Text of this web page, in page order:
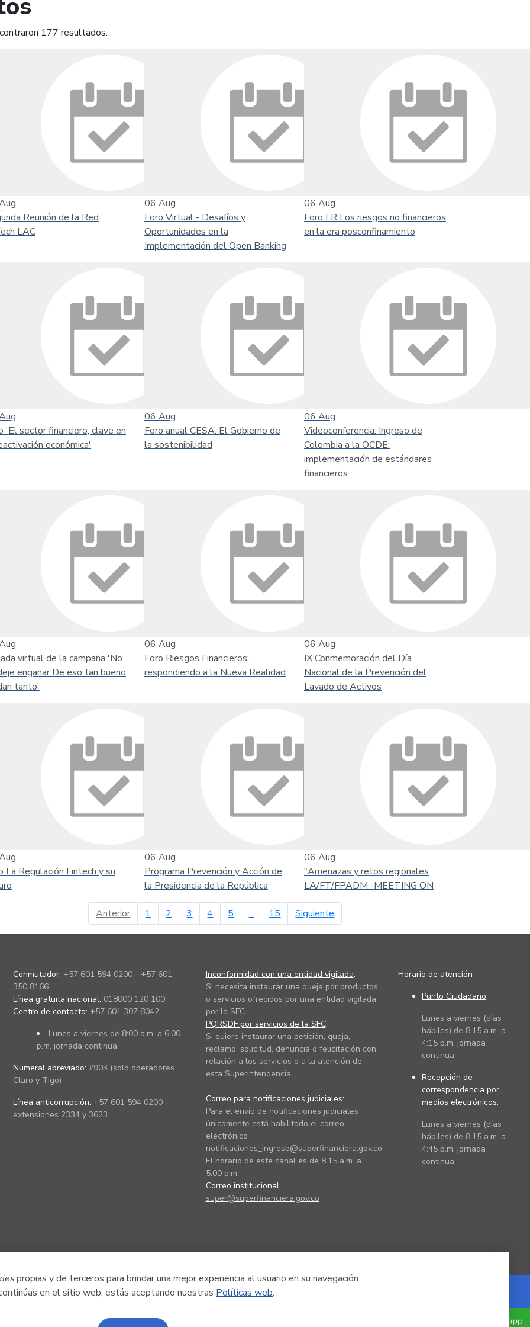
propias y de terceros para brindar una mejor experiencia al usuario en su navegación.
en el sitio web, estás aceptando nuestras Políticas web.
177 resultados.
Reunión de la Red
LAC
06 Aug
Foro Virtual - Desafíos y
Oportunidades en la
Implementación del Open Banking
06 Aug
Foro LR Los riesgos no financieros
en la era posconfinamiento
'El sector financiero, clave en
económica'
06 Aug
Foro anual CESA: El Gobierno de
la sostenibilidad
06 Aug
Videoconferencia: Ingreso de
Colombia a la OCDE:
implementación de estándares
financieros
virtual de la campaña 'No
engañar De eso tan bueno
tanto'
06 Aug
Foro Riesgos Financieros:
respondiendo a la Nueva Realidad
06 Aug
IX Conmemoración del Día
Nacional de la Prevención del
Lavado de Activos
La Regulación Fintech y su
06 Aug
Programa Prevención y Acción de
la Presidencia de la República
06 Aug
"Amenazas y retos regionales
LA/FT/FPADM -MEETING ON
Anteriorpágina anterior
1 2 3 4 5 ... 15 Siguiente
Conmutador: +57 601 594 0200 - +57 601
350 8166
Línea gratuita nacional: 018000 120 100
Centro de contacto: +57 601 307 8042
Lunes a viernes de 8:00 a.m. a 6:00
p.m. jornada continua.
Numeral abreviado: #903 (solo operadores
Claro y Tigo)
Línea anticorrupción: +57 601 594 0200
extensiones 2334 y 3623
Inconformidad con una entidad vigilada:
Si necesita instaurar una queja por productos
o servicios ofrecidos por una entidad vigilada
por la SFC.
PQRSDF por servicios de la SFC:
Si quiere instaurar una petición, queja,
reclamo, solicitud, denuncia o felicitación con
relación a los servicios o a la atención de
esta Superintendencia.
Correo para notificaciones judiciales:
Para el envío de notificaciones judiciales
únicamente está habilitado el correo
electrónico
notificaciones_ingreso@superfinanciera.gov.co
El horario de este canal es de 8:15 a.m. a
5:00 p.m.
Correo institucional:
super@superfinanciera.gov.co
Horario de atención
Punto Ciudadano:
Lunes a viernes (días
hábiles) de 8:15 a.m. a
4:15 p.m. jornada
continua
Recepción de
correspondencia por
medios electrónicos:
Lunes a viernes (días
hábiles) de 8:15 a.m. a
4:45 p.m. jornada
continua
Powered by Nexura